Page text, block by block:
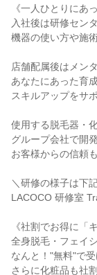
《一人ひとりにあ
入社後は研修セン
機器の使い方や施
店舗配属後はメン
あなたにあった育
スキルアップをサ
使用する脱毛器・化
グループ会社で開
お客様からの信頼
＼研修の様子は下
LACOCO 研修室
《社割でお得に「
全身脱毛・フェイ
なんと！"無料"で受
さらに化粧品も社